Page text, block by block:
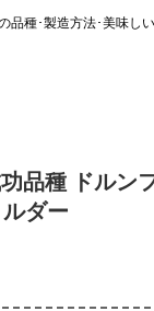
品種･製造方法･美味し
品種 ドルン
ルダー